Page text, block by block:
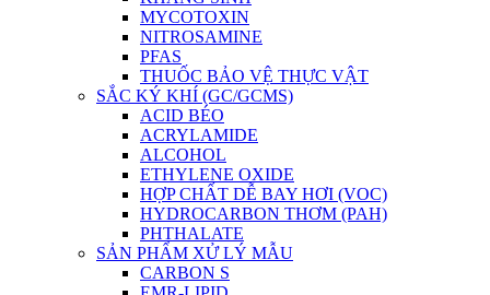
MYCOTOXIN
NITROSAMINE
PFAS
THUỐC BẢO VỆ THỰC VẬT
SẮC KÝ KHÍ (GC/GCMS)
ACID BÉO
ACRYLAMIDE
ALCOHOL
ETHYLENE OXIDE
HỢP CHẤT DỄ BAY HƠI (VOC)
HYDROCARBON THƠM (PAH)
PHTHALATE
SẢN PHẨM XỬ LÝ MẪU
CARBON S